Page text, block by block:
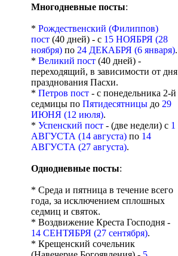
Многодневные посты:
* Рождественский (Филиппов)
пост (40 дней) - с 15 НОЯБРЯ (28
ноября) по 24 ДЕКАБРЯ (6 января).
* Великий пост (40 дней) -
переходящий, в зависимости от дня
празднования Пасхи.
* Петров пост - с понедельника 2-й
седмицы по Пятидесятницы до 29
ИЮНЯ (12 июля).
* Успенский пост - (две недели) с 1
АВГУСТА (14 августа) по 14
АВГУСТА (27 августа).
Однодневные посты:
* Среда и пятница в течение всего
года, за исключением сплошных
седмиц и святок.
* Воздвижение Креста Господня -
14 СЕНТЯБРЯ (27 сентября).
* Крещенский сочельник